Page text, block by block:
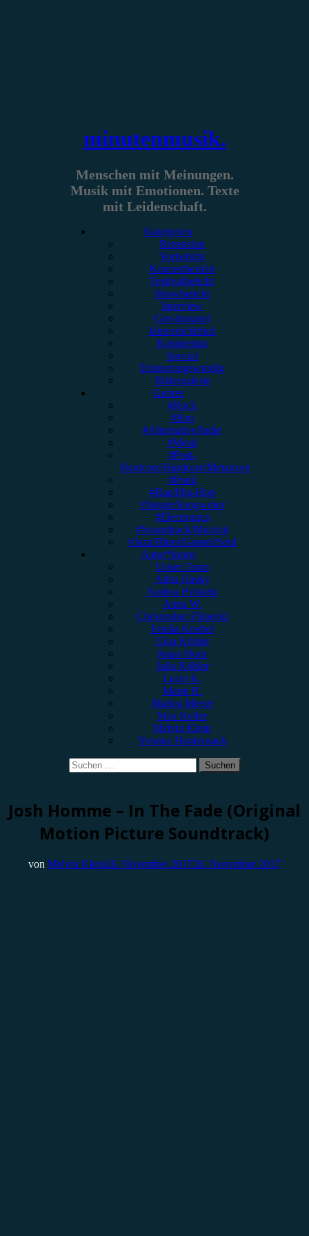
minutenmusik.
Menschen mit Meinungen.
Musik mit Emotionen. Texte
mit Leidenschaft.
Kategorien
Rezension
Vorbericht
Konzertbericht
Festivalbericht
Showbericht
Interview
Gewinnspiel
Jahresrückblick
Kommentar
Special
Erinnerungswürdig
Bildergalerie
Genres
#Rock
#Pop
#Alternative/Indie
#Metal
#Post-
Hardcore/Hardcore/Metalcore
#Punk
#Rap/Hip-Hop
#Singer/Songwriter
#Electronica
#Soundtrack/Musical
#Jazz/Blues/Gospel/Soul
Autor*innen
Unser Team
Alina Hasky
Andrea Holstein
Anna W.
Christopher Filipecki
Emilia Knebel
Gina Köhler
Jonas Horn
Julia Köhler
Lucie K.
Marie H.
Marius Meyer
Max Keller
Melvin Klein
Yvonne Hopfensack
Suchen
nach:
Josh Homme – In The Fade (Original
Motion Picture Soundtrack)
von Melvin Klein26. November 201726. November 2017